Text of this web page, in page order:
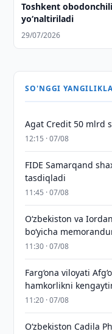
Toshkent
yo‘naltiriladi
29/07/2026
SO'NGGI
Agat Credit 50 mlrd
12:15 · 07/08
FIDE Samarqand
tasdiqladi
11:45 · 07/08
Oʻzbekiston va
boʻyicha
11:30 · 07/08
Farg‘ona viloyati
hamkorlikni
11:20 · 07/08
Oʻzbekiston Cadila